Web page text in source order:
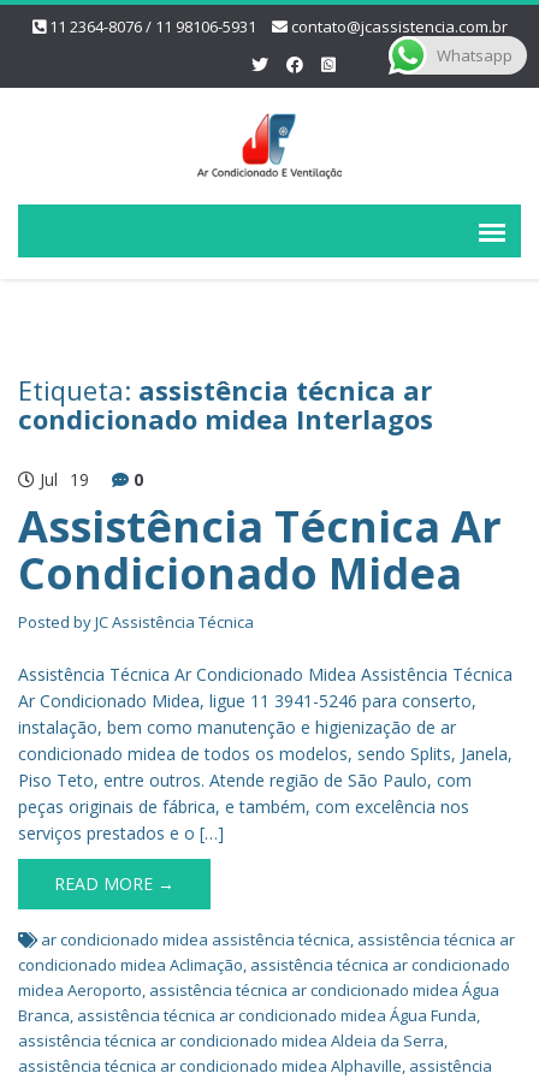
11 2364-8076 / 11 98106-5931 contato@jcassistencia.com.br
Etiqueta: assistência técnica ar
condicionado midea Interlagos
Jul 19 0
Assistência Técnica Ar
Condicionado Midea
Posted byJC Assistência Técnica
Assistência Técnica Ar Condicionado Midea Assistência Técnica
Ar Condicionado Midea, ligue 11 3941-5246 para conserto,
instalação, bem como manutenção e higienização de ar
condicionado midea de todos os modelos, sendo Splits, Janela,
Piso Teto, entre outros. Atende região de São Paulo, com
peças originais de fábrica, e também, com excelência nos
serviços prestados e o […]
READ MORE →
ar condicionado midea assistência técnica, assistência técnica ar
condicionado midea Aclimação, assistência técnica ar condicionado
midea Aeroporto, assistência técnica ar condicionado midea Água
Branca, assistência técnica ar condicionado midea Água Funda,
assistência técnica ar condicionado midea Aldeia da Serra,
assistência técnica ar condicionado midea Alphaville, assistência
Whatsapp